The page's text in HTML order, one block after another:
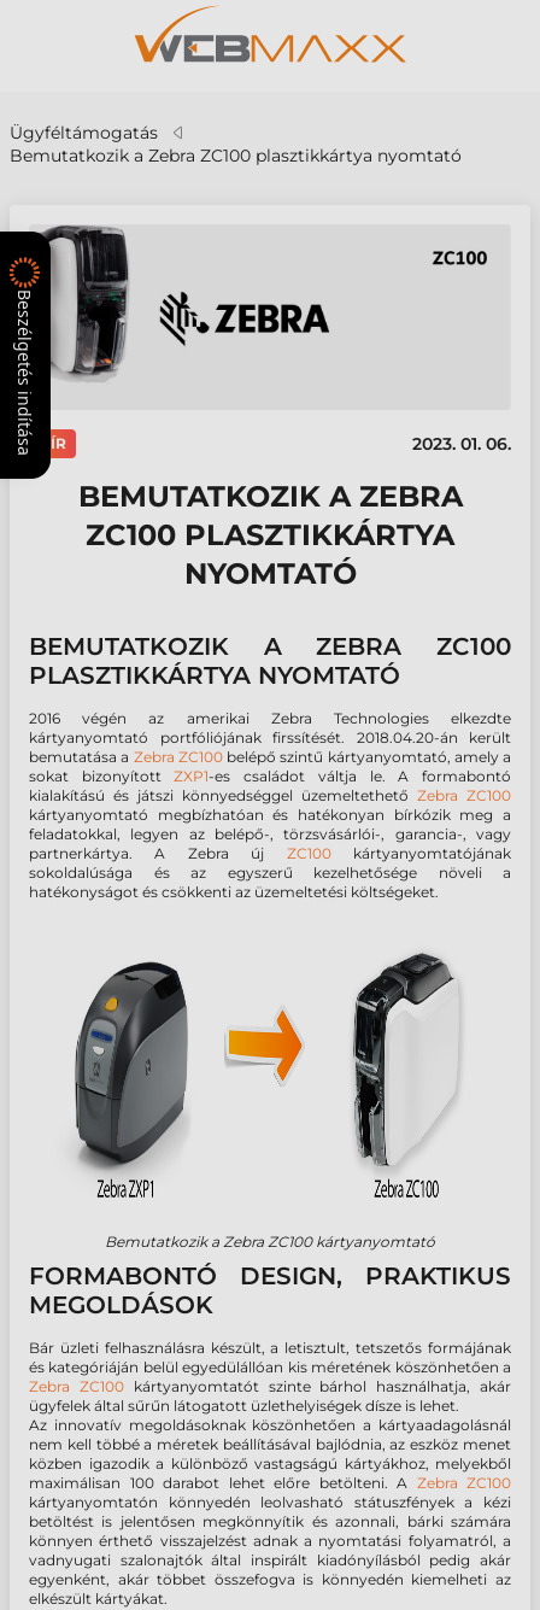
Ügyféltámogatás
Bemutatkozik a Zebra ZC100 plasztikkártya nyomtató
HÍR 2023. 01. 06.
BEMUTATKOZIK A ZEBRA
ZC100 PLASZTIKKÁRTYA
NYOMTATÓ
BEMUTATKOZIK A ZEBRA ZC100
PLASZTIKKÁRTYA NYOMTATÓ
2016 végén az amerikai Zebra Technologies elkezdte
kártyanyomtató portfóliójának firssítését. 2018.04.20-án került
bemutatása a Zebra ZC100belépő szintű kártyanyomtató, amely a
sokat bizonyítottZXP1-es családot váltja le. A formabontó
kialakítású és játszi könnyedséggel üzemeltethető Zebra ZC100
kártyanyomtató megbízhatóan és hatékonyan bírkózik meg a
feladatokkal, legyen az belépő-, törzsvásárlói-, garancia-, vagy
partnerkártya. A Zebra új ZC100kártyanyomtatójának
sokoldalúsága és az egyszerű kezelhetősége növeli a
hatékonyságot és csökkenti az üzemeltetési költségeket.
Bemutatkozik a Zebra ZC100 kártyanyomtató
FORMABONTÓ DESIGN, PRAKTIKUS
MEGOLDÁSOK
Bár üzleti felhasználásra készült, a letisztult, tetszetős formájának
és kategóriáján belül egyedülállóan kis méretének köszönhetően a
Zebra ZC100kártyanyomtatót szinte bárhol használhatja, akár
ügyfelek által sűrűn látogatott üzlethelyiségek dísze is lehet.
Az innovatív megoldásoknak köszönhetően a kártyaadagolásnál
nem kell többé a méretek beállításával bajlódnia, az eszköz menet
közben igazodik a különböző vastagságú kártyákhoz, melyekből
maximálisan 100 darabot lehet előre betölteni. A Zebra ZC100
kártyanyomtatón könnyedén leolvasható státuszfények a kézi
betöltést is jelentősen megkönnyítik és azonnali, bárki számára
könnyen érthető visszajelzést adnak a nyomtatási folyamatról, a
vadnyugati szalonajtók által inspirált kiadónyílásból pedig akár
egyenként, akár többet összefogva is könnyedén kiemelheti az
elkészült kártyákat.
Beszélgetés indítása